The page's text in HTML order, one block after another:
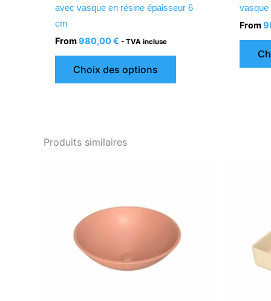
avec vasque en résine épaisseur 6
cm
From980,00€ - TVA incluse
Choix des options
vasque
From
Produits similaires
variations.
Les